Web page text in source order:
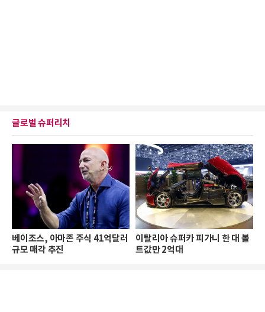
글로벌 슈퍼리치
베이조스, 아마존 주식 41억달러
규모 매각 추진
이탈리아 슈퍼카 피가니 한 대 볼
트값만 2억대